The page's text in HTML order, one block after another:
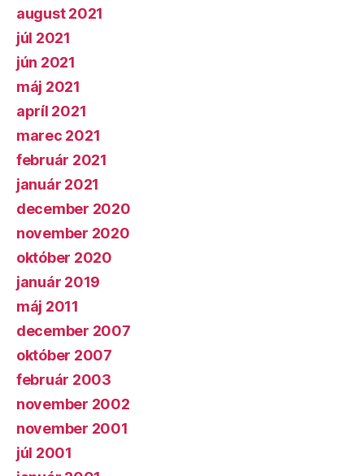
august 2021
júl 2021
jún 2021
máj 2021
apríl 2021
marec 2021
február 2021
január 2021
december 2020
november 2020
október 2020
január 2019
máj 2011
december 2007
október 2007
február 2003
november 2002
november 2001
júl 2001